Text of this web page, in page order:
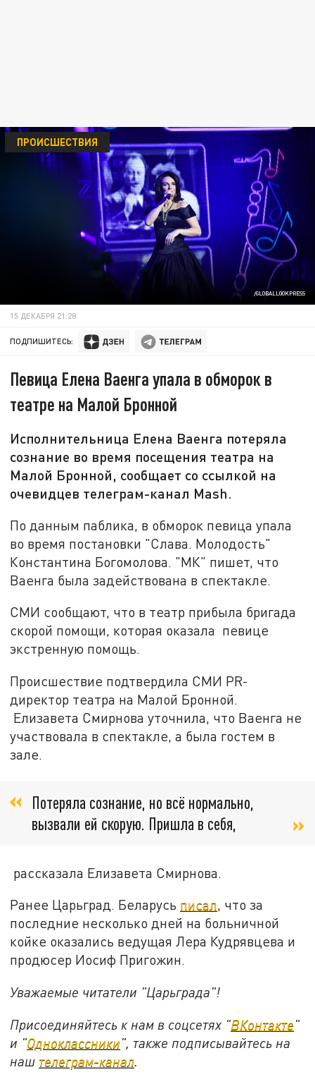
/GLOBALLOOKPRESS
ПРОИСШЕСТВИЯ
15 ДЕКАБРЯ 21:28
ПОДПИШИТЕСЬ:
Певица Елена Ваенга упала в обморок в
театре на Малой Бронной
Исполнительница Елена Ваенга потеряла
сознание во время посещения театра на
Малой Бронной, сообщает со ссылкой на
очевидцев телеграм-канал Mash.
По данным паблика, в обморок певица упала
во время постановки "Слава. Молодость"
Константина Богомолова. "МК" пишет, что
Ваенга была задействована в спектакле.
СМИ сообщают, что в театр прибыла бригада
скорой помощи, которая оказала певице
экстренную помощь.
Происшествие подтвердила СМИ PR-
директор театра на Малой Бронной.
Елизавета Смирнова уточнила, что Ваенга не
участвовала в спектакле, а была гостем в
зале.
Потеряла сознание, но всё нормально,
вызвали ей скорую. Пришла в себя,
рассказала Елизавета Смирнова.
Ранее Царьград. Беларусь писал, что за
последние несколько дней на больничной
койке оказались ведущая Лера Кудрявцева и
продюсер Иосиф Пригожин.
Уважаемые читатели "Царьграда"!
Присоединяйтесь к нам в соцсетях "ВКонтакте"
и "Одноклассники", также подписывайтесь на
наш телеграм-канал.